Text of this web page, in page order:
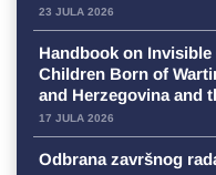
23 JULA 2026
Handbook on
Children Born of
and Herzegovina and
17 JULA 2026
Odbrana završnog